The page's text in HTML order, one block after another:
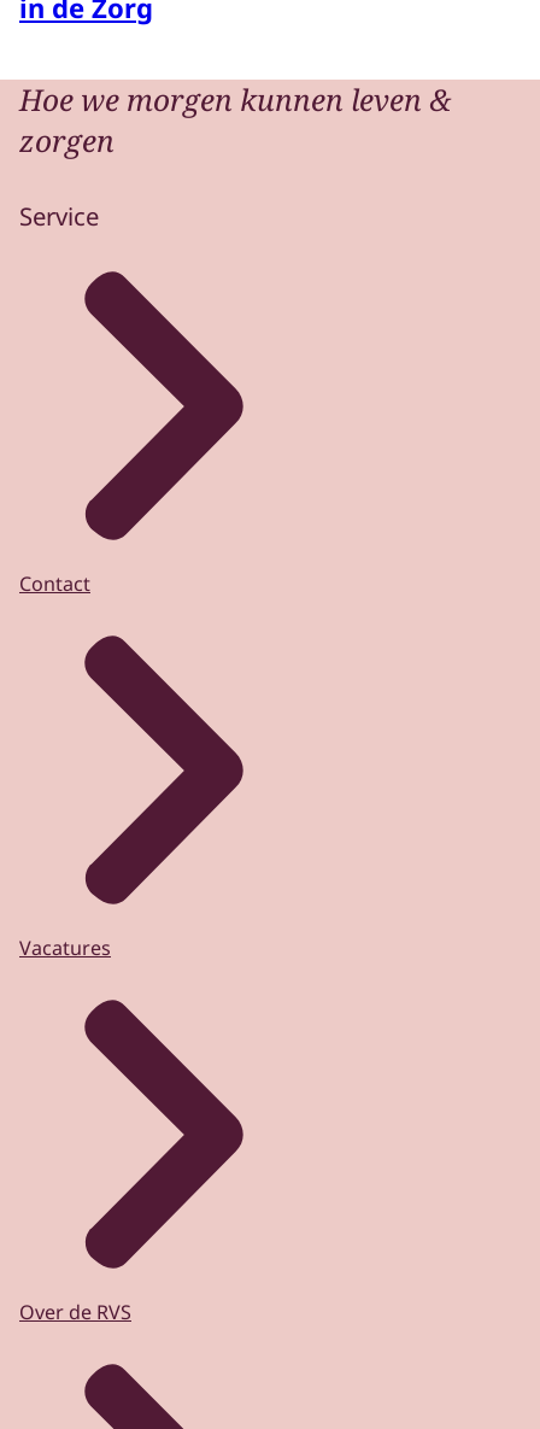
in de Zorg
Hoe we morgen kunnen leven &
zorgen
Service
Contact
Vacatures
Over de RVS